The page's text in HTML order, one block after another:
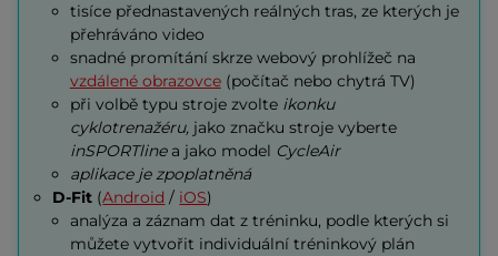
tisíce přednastavených reálných tras, ze kterých je
přehráváno video
snadné promítání skrze webový prohlížeč na
vzdálené obrazovce(počítač nebo chytrá TV)
při volbě typu stroje zvolte ikonku
cyklotrenažéru,jako značku stroje vyberte
inSPORTline a jako model CycleAir
aplikace je zpoplatněná
D-Fit (Android / iOS)
analýza a záznam dat z tréninku, podle kterých si
můžete vytvořit individuální tréninkový plán